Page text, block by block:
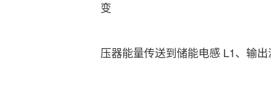
变
压器能量传送到储能电感 L1、输